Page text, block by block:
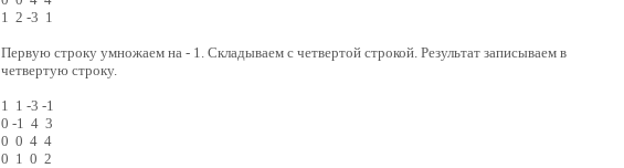
1 2 -3 1
Первую строку умножаем на - 1. Складываем с четвертой строкой. Результат записываем в
четвертую строку.
1 1 -3 -1
0 -1 4 3
0 0 4 4
0 1 0 2